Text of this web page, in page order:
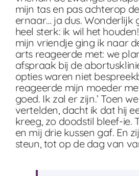
mijn tas en pas achterop
ernaar… ja dus. Wonderlijk
heel sterk: ik wil het
mijn vriendje ging ik naar
arts reageerde met: we
afspraak bij de
opties waren niet
reageerde mijn moeder
goed. Ik zal er zijn.’ Toen
vertelden, dacht ik dat hij
kreeg, zo doodstil bleef-ie.
en mij drie kussen gaf. En
steun, tot op de dag van